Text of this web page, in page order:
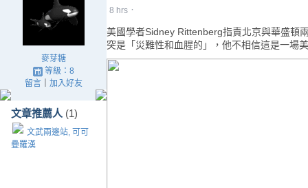
麥芽糖
等級：8
留言｜ 加入好友
文章推薦人 (1)
文武兩邊站, 可可
疊羅漢
8 hrs ·
美國學者Sidney Rittenberg指責北京與華盛頓
突是「災難性和血腥的」，他不相信這是一場